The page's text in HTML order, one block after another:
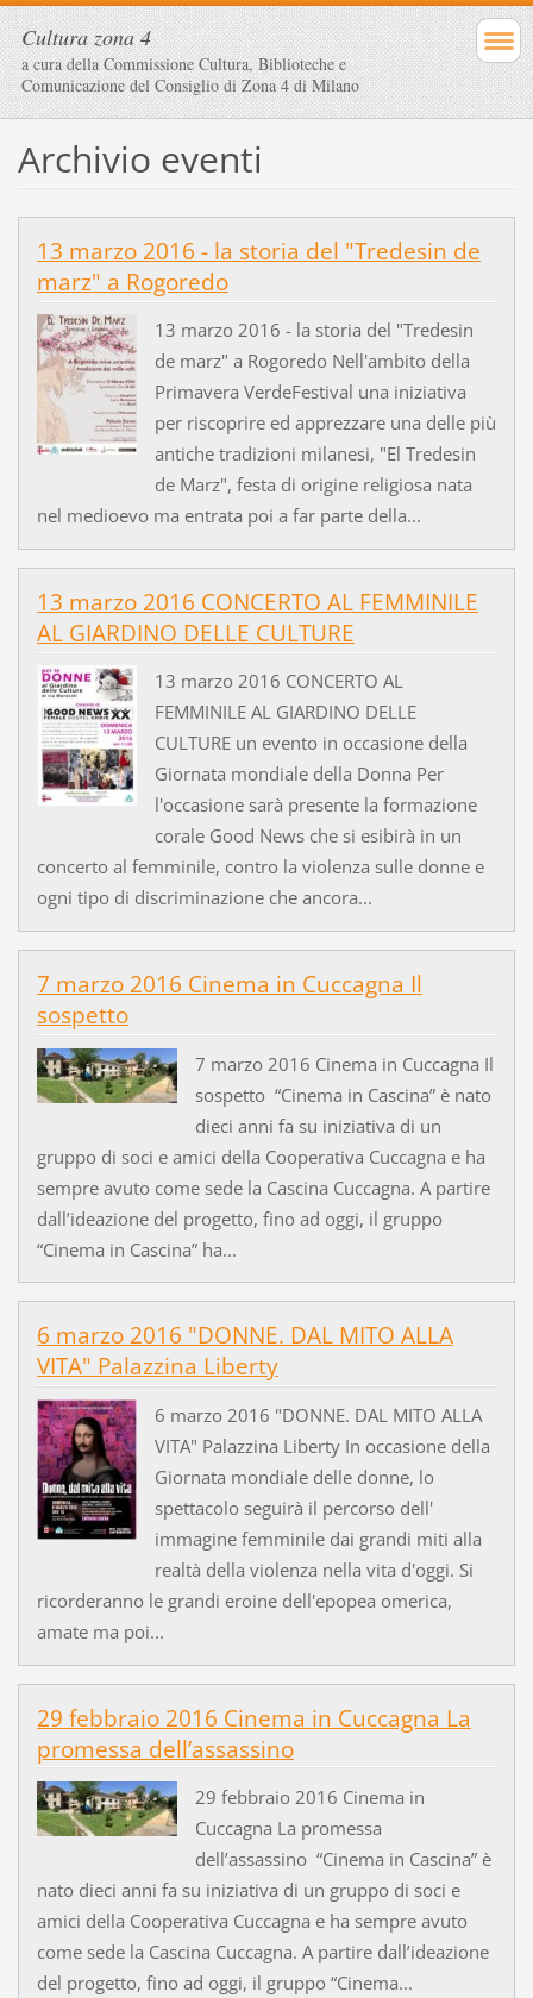
Cultura zona 4
a cura della Commissione Cultura, Biblioteche e
Comunicazione del Consiglio di Zona 4 di Milano
Archivio eventi
13 marzo 2016 - la storia del "Tredesin de
marz" a Rogoredo
13 marzo 2016 - la storia del "Tredesin
de marz" a Rogoredo Nell'ambito della
Primavera VerdeFestival una iniziativa
per riscoprire ed apprezzare una delle più
antiche tradizioni milanesi, "El Tredesin
de Marz", festa di origine religiosa nata
nel medioevo ma entrata poi a far parte della...
13 marzo 2016 CONCERTO AL FEMMINILE
AL GIARDINO DELLE CULTURE
13 marzo 2016 CONCERTO AL
FEMMINILE AL GIARDINO DELLE
CULTURE un evento in occasione della
Giornata mondiale della Donna Per
l'occasione sarà presente la formazione
corale Good News che si esibirà in un
concerto al femminile, contro la violenza sulle donne e
ogni tipo di discriminazione che ancora...
7 marzo 2016 Cinema in Cuccagna Il
sospetto
7 marzo 2016 Cinema in Cuccagna Il
sospetto “Cinema in Cascina” è nato
dieci anni fa su iniziativa di un
gruppo di soci e amici della Cooperativa Cuccagna e ha
sempre avuto come sede la Cascina Cuccagna. A partire
dall’ideazione del progetto, fino ad oggi, il gruppo
“Cinema in Cascina” ha...
6 marzo 2016 "DONNE. DAL MITO ALLA
VITA" Palazzina Liberty
6 marzo 2016 "DONNE. DAL MITO ALLA
VITA" Palazzina Liberty In occasione della
Giornata mondiale delle donne, lo
spettacolo seguirà il percorso dell'
immagine femminile dai grandi miti alla
realtà della violenza nella vita d'oggi. Si
ricorderanno le grandi eroine dell'epopea omerica,
amate ma poi...
29 febbraio 2016 Cinema in Cuccagna La
promessa dell’assassino
29 febbraio 2016 Cinema in
Cuccagna La promessa
dell’assassino “Cinema in Cascina” è
nato dieci anni fa su iniziativa di un gruppo di soci e
amici della Cooperativa Cuccagna e ha sempre avuto
come sede la Cascina Cuccagna. A partire dall’ideazione
del progetto, fino ad oggi, il gruppo “Cinema...